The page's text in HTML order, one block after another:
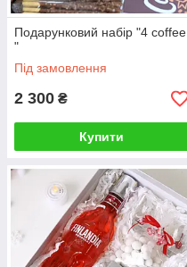
Подарунковий набір "4 coffee
"
Під замовлення
2 300 ₴
Купити